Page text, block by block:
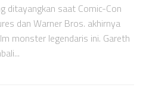
ditayangkan saat Comic-Con
dan Warner Bros. akhirnya
monster legendaris ini. Gareth